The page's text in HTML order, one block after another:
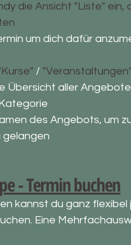
die Ansicht "Liste" ein,
um dich dafür
/ "Veranstaltungen"
Übersicht aller
des Angebots, um
gelangen
- Termin buchen
kannst du ganz flexibel
Eine